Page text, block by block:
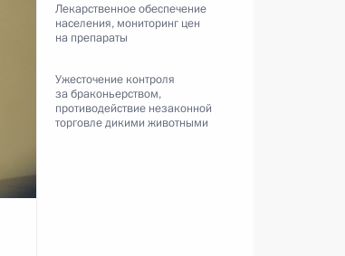
Лекарственное обеспечение
населения, мониторинг цен
на препараты
Ужесточение контроля
за браконьерством,
противодействие незаконной
торговле дикими животными